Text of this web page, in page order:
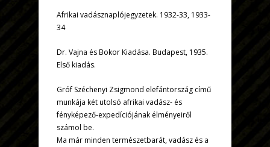
Afrikai vadásznaplójegyzetek. 1932-33, 1933-
34
Dr. Vajna és Bokor Kiadása. Budapest, 1935.
Első kiadás.
Gróf Széchenyi Zsigmond elefántország című
munkája két utolsó afrikai vadász- és
fényképező-expedíciójának élményeiről
számol be.
Ma már minden természetbarát, vadász és a